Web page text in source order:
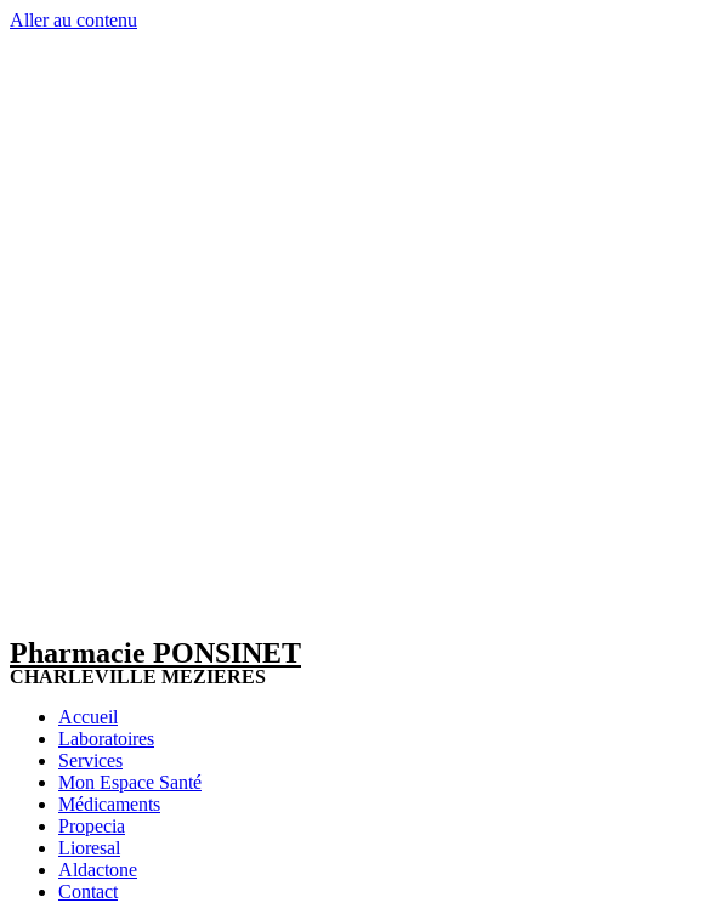
Aller au contenu
Pharmacie PONSINET
CHARLEVILLE MEZIERES
Accueil
Laboratoires
Services
Mon Espace Santé
Médicaments
Propecia
Lioresal
Aldactone
Contact